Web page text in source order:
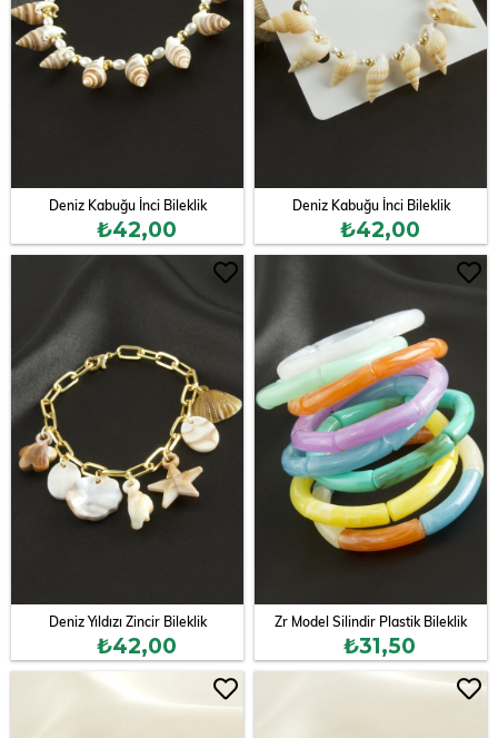
Deniz Kabuğu İnci Bileklik
₺42,00
Deniz Kabuğu İnci Bileklik
₺42,00
Deniz Yıldızı Zincir Bileklik
₺42,00
Zr Model Silindir Plastik Bileklik
₺31,50